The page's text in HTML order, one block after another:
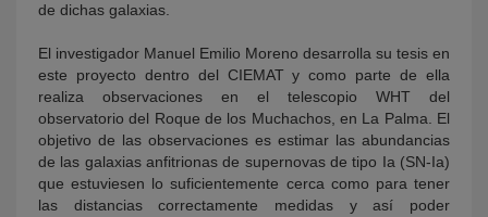
de dichas galaxias.
El investigador Manuel Emilio Moreno desarrolla su tesis en
este proyecto dentro del CIEMAT y como parte de ella
realiza observaciones en el telescopio WHT del
observatorio del Roque de los Muchachos, en La Palma. El
objetivo de las observaciones es estimar las abundancias
de las galaxias anfitrionas de supernovas de tipo Ia (SN-Ia)
que estuviesen lo suficientemente cerca como para tener
las distancias correctamente medidas y así poder